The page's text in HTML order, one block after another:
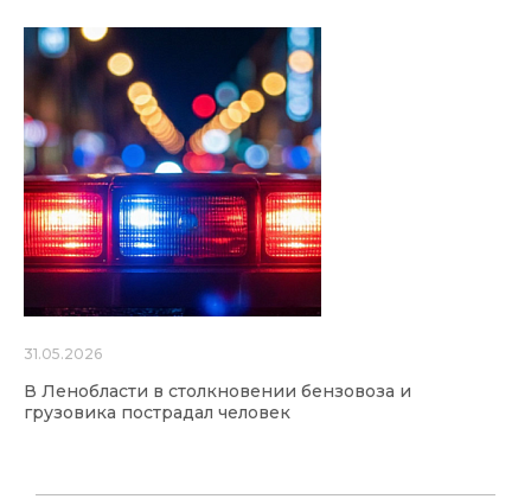
31.05.2026
В Ленобласти в столкновении бензовоза и
грузовика пострадал человек